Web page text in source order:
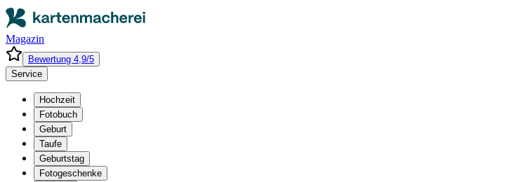
Magazin
Bewertung 4,9/5
Service
Hochzeit
Fotobuch
Geburt
Taufe
Geburtstag
Fotogeschenke